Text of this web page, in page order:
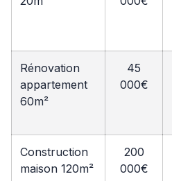
Rénovation
appartement
60m²
45
000€
Construction
maison 120m²
200
000€